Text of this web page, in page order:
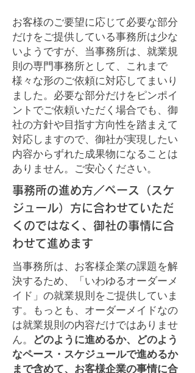
お客様のご要望に応じて必要な部分
だけをご提供している事務所は少な
いようですが、当事務所は、就業規
則の専門事務所として、これまで
様々な形のご依頼に対応してまいり
ました。必要な部分だけをピンポイ
ントでご依頼いただく場合でも、御
社の方針や目指す方向性を踏まえて
対応しますので、御社が実現したい
内容からずれた成果物になることは
ありません。ご安心ください。​​​​​​​​​
事務所の進め方／ペース（スケ
ジュール）方に合わせていただ
くのではなく、御社の事情に合
わせて進めます
当事務所は、お客様企業の課題を解
決するため、「いわゆるオーダーメ
イド」の就業規則をご提供していま
す。もっとも、オーダーメイドなの
は就業規則の内容だけではありませ
ん。
どのように進めるか、どのよう
なペース・スケジュールで進めるか
まで含めて、お客様企業の事情に合